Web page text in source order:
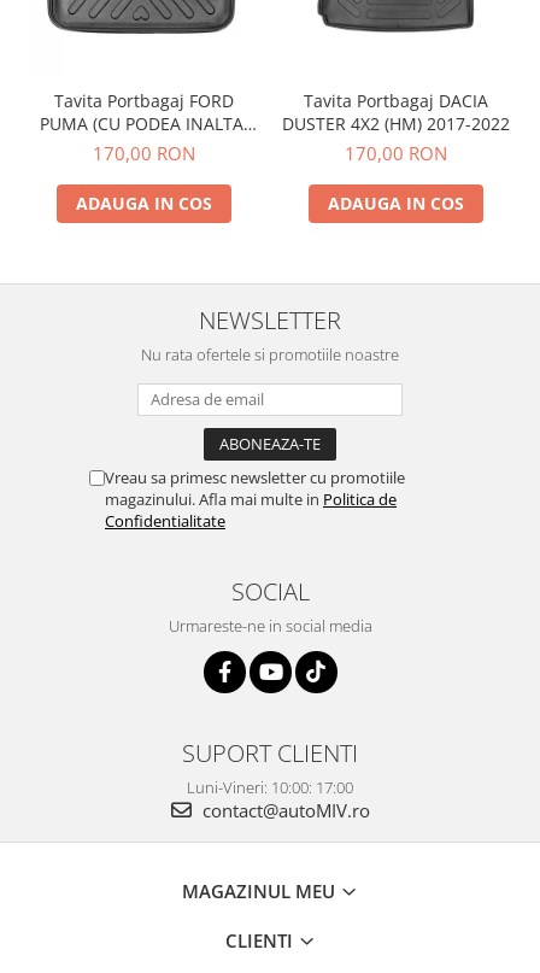
Tavita Portbagaj FORD
PUMA (CU PODEA INALTA)
2019-
170,00 RON
ADAUGA IN COS
Tavita Portbagaj DACIA
DUSTER 4X2 (HM) 2017-2022
170,00 RON
ADAUGA IN COS
NEWSLETTER
Nu rata ofertele si promotiile noastre
Vreau sa primesc newsletter cu promotiile
magazinului. Afla mai multe in Politica de
Confidentialitate
SOCIAL
Urmareste-ne in social media
SUPORT CLIENTI
Luni-Vineri: 10:00: 17:00
contact@autoMIV.ro
MAGAZINUL MEU
CLIENTI